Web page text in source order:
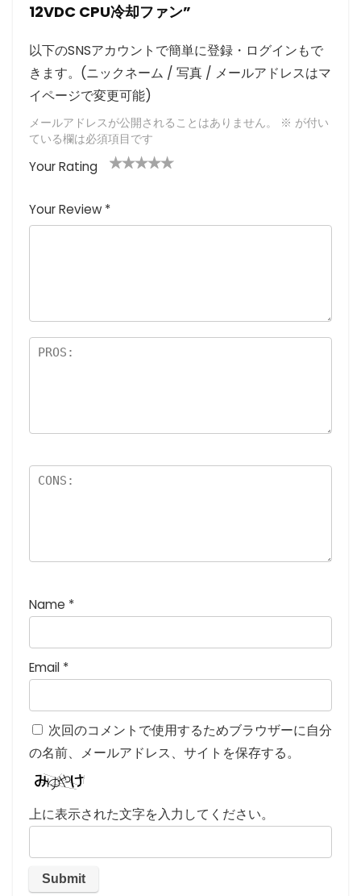
12VDC CPU冷却ファン”
以下のSNSアカウントで簡単に登録・ログインもで
きます。(ニックネーム / 写真 / メールアドレスはマ
イページで変更可能)
メールアドレスが公開されることはありません。 ※ が付い
ている欄は必須項目です
Your Rating
つ
星
価
星
(最
(最高
評価:
(最高評
価: 5つ
高評価: 5
つ星)
Your Review *
Name *
Email *
次回のコメントで使用するためブラウザーに自分
の名前、メールアドレス、サイトを保存する。
上に表示された文字を入力してください。